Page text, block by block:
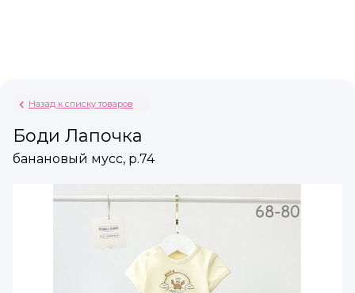
Назад к списку товаров
Боди Лапочка
банановый мусс, р.74